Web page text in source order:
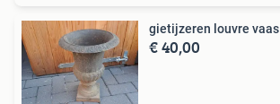
gietijzeren louvre vaas
€ 40,00